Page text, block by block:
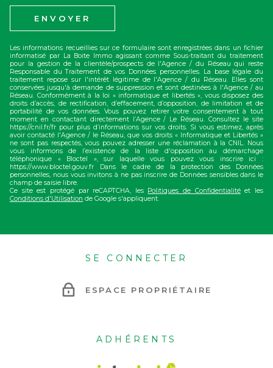
ENVOYER
Les informations recueillies sur ce formulaire sont enregistrées dans un fichier
informatisé par La Boite Immo agissant comme Sous-traitant du traitement
pour la gestion de la clientèle/prospects de l'Agence / du Réseau qui reste
Responsable du Traitement de vos Données personnelles. La base légale du
traitement repose sur l'intérêt légitime de l'Agence / du Réseau. Elles sont
conservées jusqu'à demande de suppression et sont destinées à l'Agence / au
Réseau. Conformément à la loi « informatique et libertés », vous disposez des
droits d’accès, de rectification, d’effacement, d’opposition, de limitation et de
portabilité de vos données. Vous pouvez retirer votre consentement à tout
moment en contactant directement l’Agence / Le Réseau. Consultez le site
https://cnil.fr/fr pour plus d’informations sur vos droits. Si vous estimez, après
avoir contacté l'Agence / le Réseau, que vos droits « Informatique et Libertés »
ne sont pas respectés, vous pouvez adresser une réclamation à la CNIL. Nous
vous informons de l’existence de la liste d'opposition au démarchage
téléphonique « Bloctel », sur laquelle vous pouvez vous inscrire ici :
https://www.bloctel.gouv.fr Dans le cadre de la protection des Données
personnelles, nous vous invitons à ne pas inscrire de Données sensibles dans le
champ de saisie libre.
Ce site est protégé par reCAPTCHA, les Politiques de Confidentialitéet les
Conditions d'Utilisation de Google s'appliquent.
SE CONNECTER
ESPACE PROPRIÉTAIRE
ADHÉRENTS